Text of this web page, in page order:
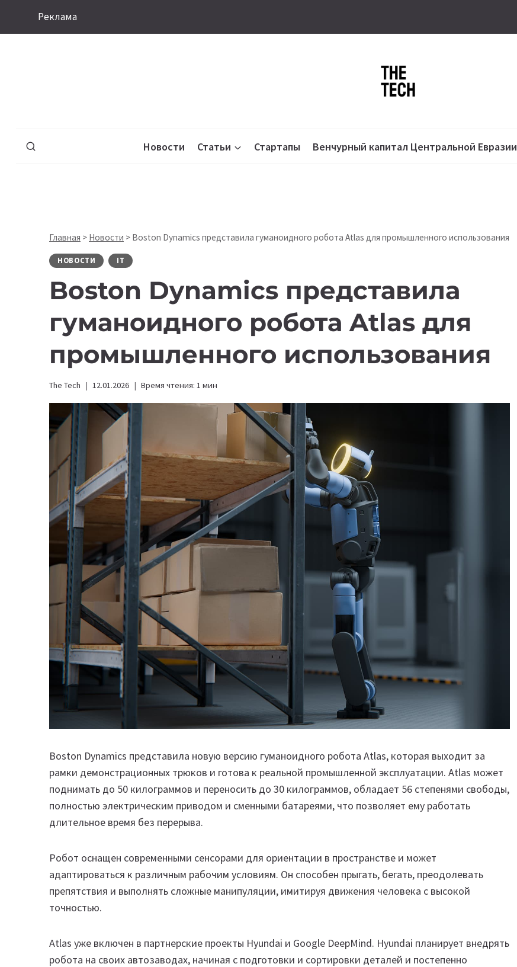
Реклама
Новости Статьи Стартапы Венчурный капитал Центральной Евразии
Главная > Новости > Boston Dynamics представила гуманоидного робота Atlas для промышленного использования
НОВОСТИ IT
Boston Dynamics представила
гуманоидного робота Atlas для
промышленного использования
The Tech 12.01.2026 Время чтения: 1 мин
Boston Dynamics представила новую версию гуманоидного робота Atlas, которая выходит за
рамки демонстрационных трюков и готова к реальной промышленной эксплуатации. Atlas может
поднимать до 50 килограммов и переносить до 30 килограммов, обладает 56 степенями свободы,
полностью электрическим приводом и сменными батареями, что позволяет ему работать
длительное время без перерыва.
Робот оснащен современными сенсорами для ориентации в пространстве и может
адаптироваться к различным рабочим условиям. Он способен прыгать, бегать, преодолевать
препятствия и выполнять сложные манипуляции, имитируя движения человека с высокой
точностью.
Atlas уже включен в партнерские проекты Hyundai и Google DeepMind. Hyundai планирует внедрять
робота на своих автозаводах, начиная с подготовки и сортировки деталей и постепенно